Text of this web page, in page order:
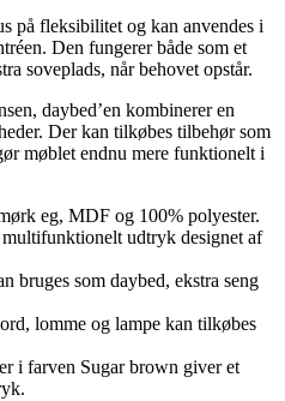
på fleksibilitet og kan anvendes i
Den fungerer både som et
soveplads, når behovet opstår.
daybed’en kombinerer en
Der kan tilkøbes tilbehør som
møblet endnu mere funktionelt i
eg, MDF og 100% polyester.
udtryk designet af
bruges som daybed, ekstra seng
lomme og lampe kan tilkøbes
i farven Sugar brown giver et